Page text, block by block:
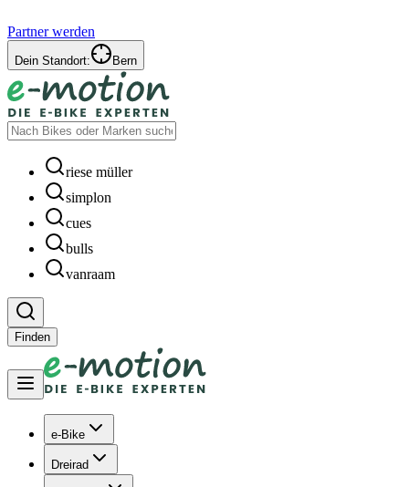
Partner werden
Dein Standort: Bern
riese müller
simplon
cues
bulls
vanraam
Finden
e-Bike
Dreirad